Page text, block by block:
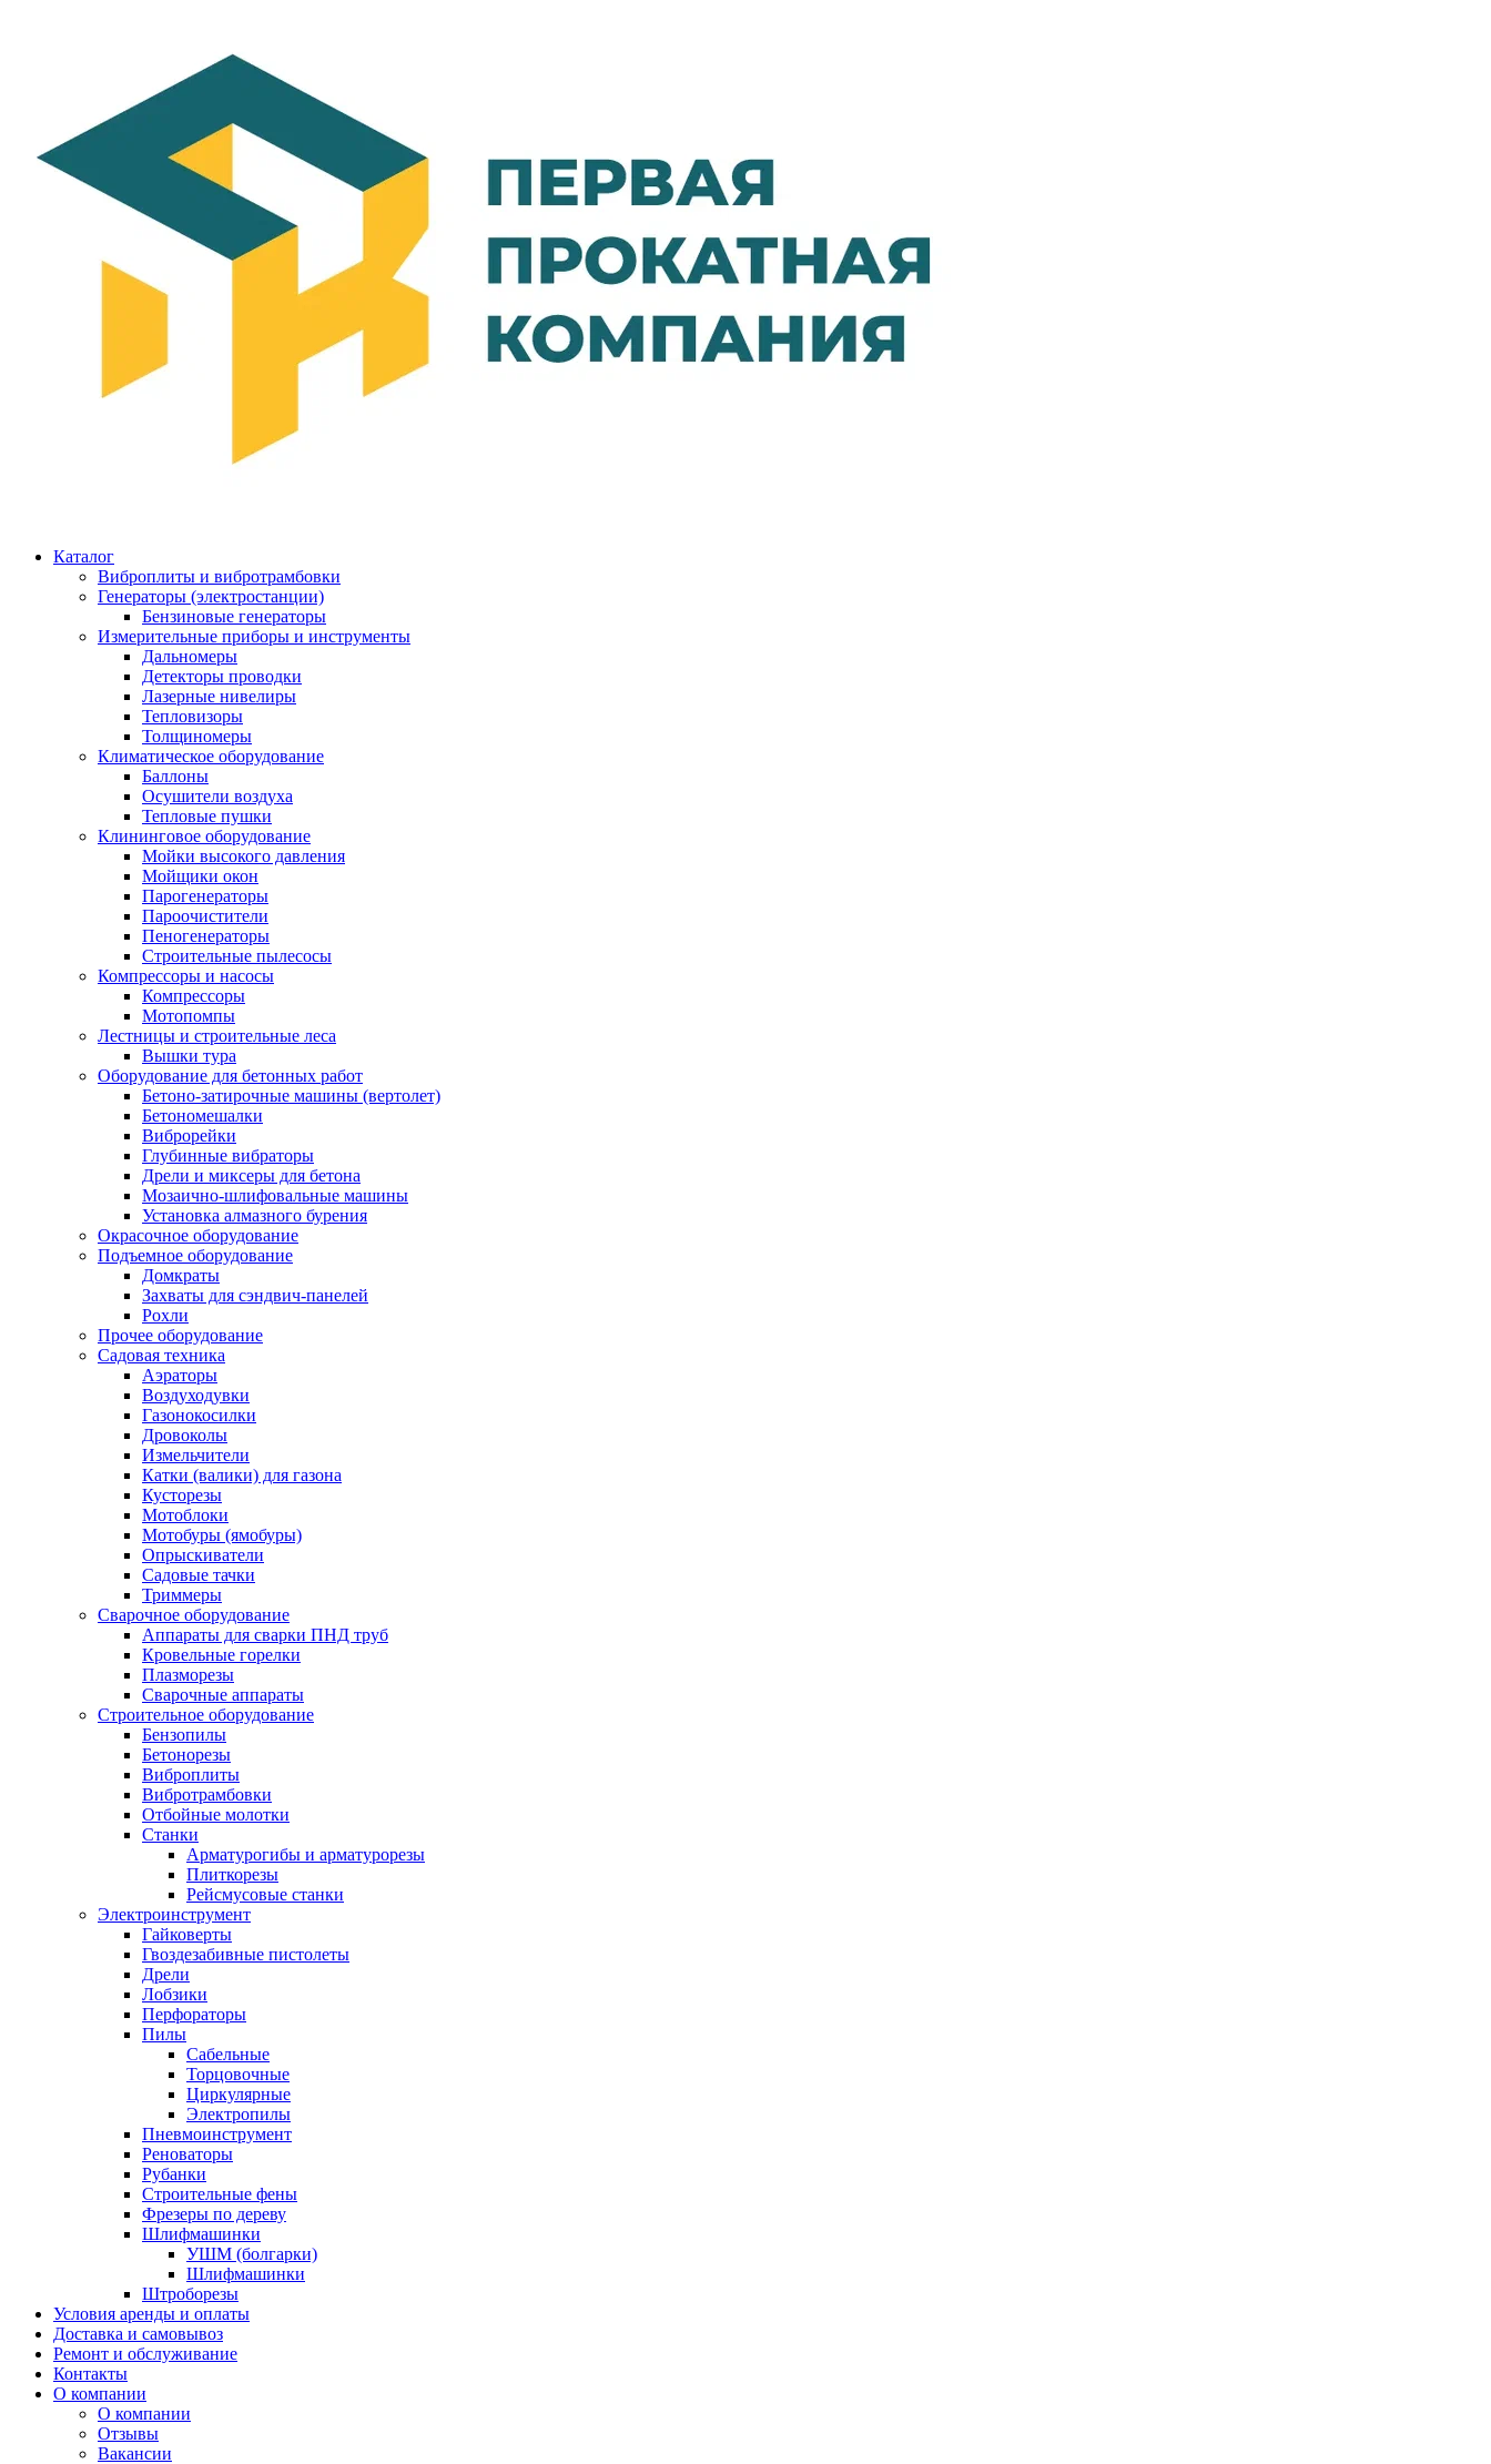
Каталог
Виброплиты и вибротрамбовки
Генераторы (электростанции)
Бензиновые генераторы
Измерительные приборы и инструменты
Дальномеры
Детекторы проводки
Лазерные нивелиры
Тепловизоры
Толщиномеры
Климатическое оборудование
Баллоны
Осушители воздуха
Тепловые пушки
Клининговое оборудование
Мойки высокого давления
Мойщики окон
Парогенераторы
Пароочистители
Пеногенераторы
Строительные пылесосы
Компрессоры и насосы
Компрессоры
Мотопомпы
Лестницы и строительные леса
Вышки тура
Оборудование для бетонных работ
Бетоно-затирочные машины (вертолет)
Бетономешалки
Виброрейки
Глубинные вибраторы
Дрели и миксеры для бетона
Мозаично-шлифовальные машины
Установка алмазного бурения
Окрасочное оборудование
Подъемное оборудование
Домкраты
Захваты для сэндвич-панелей
Рохли
Прочее оборудование
Садовая техника
Аэраторы
Воздуходувки
Газонокосилки
Дровоколы
Измельчители
Катки (валики) для газона
Кусторезы
Мотоблоки
Мотобуры (ямобуры)
Опрыскиватели
Садовые тачки
Триммеры
Сварочное оборудование
Аппараты для сварки ПНД труб
Кровельные горелки
Плазморезы
Сварочные аппараты
Строительное оборудование
Бензопилы
Бетонорезы
Виброплиты
Вибротрамбовки
Отбойные молотки
Станки
Арматурогибы и арматурорезы
Плиткорезы
Рейсмусовые станки
Электроинструмент
Гайковерты
Гвоздезабивные пистолеты
Дрели
Лобзики
Перфораторы
Пилы
Сабельные
Торцовочные
Циркулярные
Электропилы
Пневмоинструмент
Реноваторы
Рубанки
Строительные фены
Фрезеры по дереву
Шлифмашинки
УШМ (болгарки)
Шлифмашинки
Штроборезы
Условия аренды и оплаты
Доставка и самовывоз
Ремонт и обслуживание
Контакты
О компании
О компании
Отзывы
Вакансии